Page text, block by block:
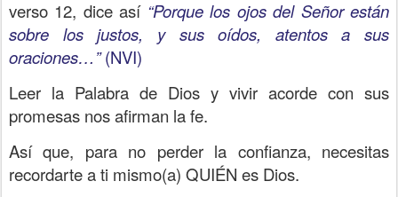
verso 12, dice así “Porque los ojos del Señor están
sobre los justos, y sus oídos, atentos a sus
oraciones…”(NVI)
Leer la Palabra de Dios y vivir acorde con sus
promesas nos afirman la fe.
Así que, para no perder la confianza, necesitas
recordarte a ti mismo(a) QUIÉN es Dios.